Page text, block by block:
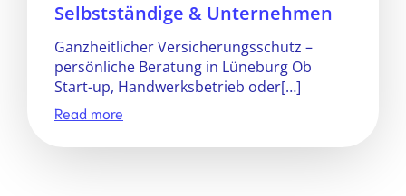
Selbstständige & Unternehmen
Ganzheitlicher Versicherungsschutz –
persönliche Beratung in Lüneburg Ob
Start-up, Handwerksbetrieb oder[…]
Read more